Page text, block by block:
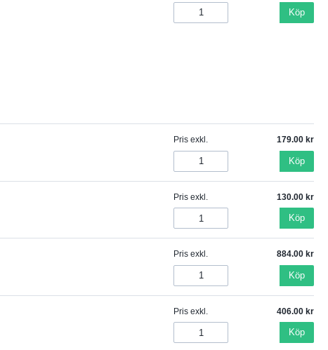
Köp
Pris exkl. 179.00
Köp
Pris exkl. 130.00
Köp
Pris exkl. 884.00
Köp
Pris exkl. 406.00
Köp